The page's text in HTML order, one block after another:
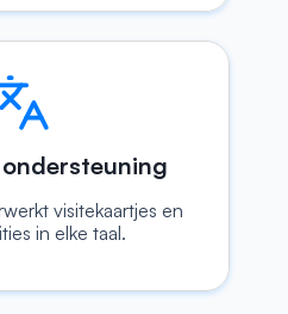
visitekaartjes en
in elke taal.